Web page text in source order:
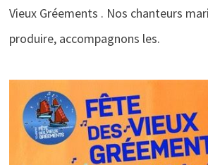
Vieux Gréements . Nos chanteurs
produire, accompagnons les.